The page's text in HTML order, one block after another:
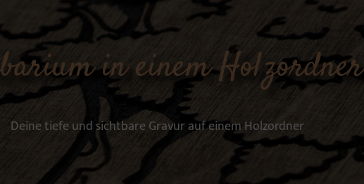
in einem Holzordner
Deine tiefe und sichtbare Gravur auf einem Holzordner